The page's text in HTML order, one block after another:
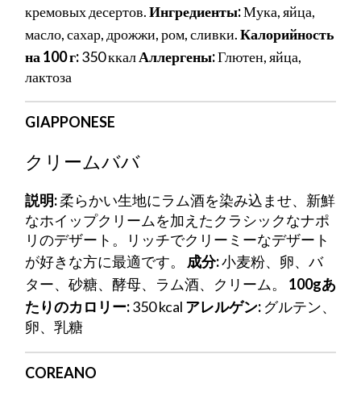
кремовых десертов.Ингредиенты:Мука, яйца,
масло, сахар, дрожжи, ром, сливки.Калорийность
на 100 г:350 ккалАллергены:Глютен, яйца,
лактоза
GIAPPONESE
クリームババ
説明:柔らかい生地にラム酒を染み込ませ、新鮮
なホイップクリームを加えたクラシックなナポ
リのデザート。リッチでクリーミーなデザート
が好きな方に最適です。 成分:小麦粉、卵、バ
ター、砂糖、酵母、ラム酒、クリーム。 100gあ
たりのカロリー:350 kcal アレルゲン: グルテン、
卵、乳糖
COREANO